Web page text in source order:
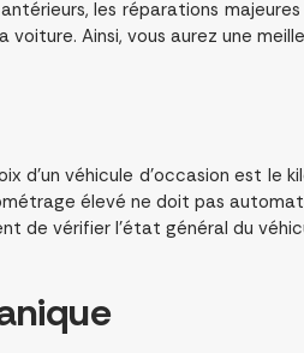
les réparations
Ainsi, vous aurez une
véhicule d’occasion est
élevé ne doit pas
de vérifier l’état général du